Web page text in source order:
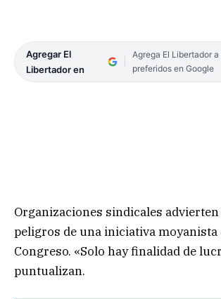
Agregar El
Libertador en
Agrega El Libertador
preferidos en Google
Organizaciones sindicales
peligros de una iniciativa moyanista
Congreso. «Solo hay finalidad de
puntualizan.